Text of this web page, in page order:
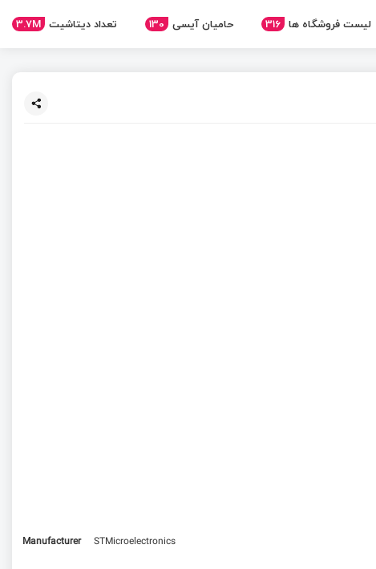
لیست فروشگاه ها 316 حامیان آیسی 130 تعداد دیتاشیت 3.7M
Manufacturer
STMicroelectronics